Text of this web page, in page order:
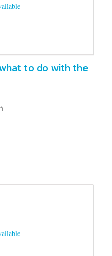
to do with the